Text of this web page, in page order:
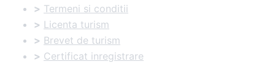
> Termeni si conditii
> Licenta turism
> Brevet de turism
> Certificat inregistrare